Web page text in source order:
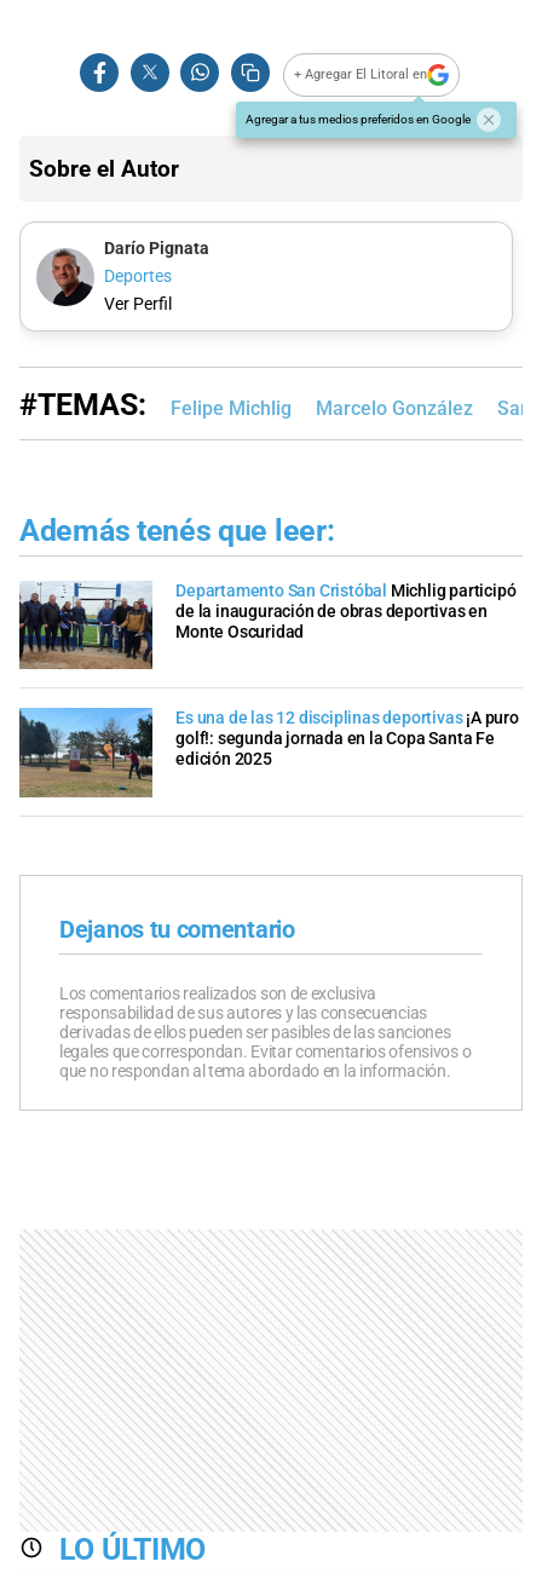
+ Agregar El Litoral en
Agregar a tus medios preferidos en Google
Sobre el Autor
Darío Pignata
Deportes
Ver Perfil
#TEMAS: Felipe Michlig Marcelo González San
Además tenés que leer:
Departamento San Cristóbal Michlig participó
de la inauguración de obras deportivas en
Monte Oscuridad
Es una de las 12 disciplinas deportivas ¡A puro
golf!: segunda jornada en la Copa Santa Fe
edición 2025
Dejanos tu comentario
Los comentarios realizados son de exclusiva
responsabilidad de sus autores y las consecuencias
derivadas de ellos pueden ser pasibles de las sanciones
legales que correspondan. Evitar comentarios ofensivos o
que no respondan al tema abordado en la información.
LO ÚLTIMO